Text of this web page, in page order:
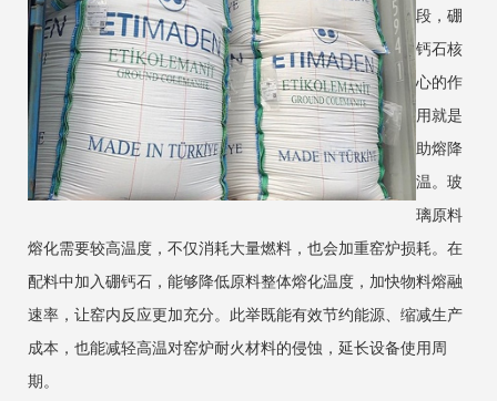
段，硼
钙石核
心的作
用就是
助熔降
温。玻
璃原料
熔化需要较高温度，不仅消耗大量燃料，也会加重窑炉损耗。在
配料中加入硼钙石，能够降低原料整体熔化温度，加快物料熔融
速率，让窑内反应更加充分。此举既能有效节约能源、缩减生产
成本，也能减轻高温对窑炉耐火材料的侵蚀，延长设备使用周
期。